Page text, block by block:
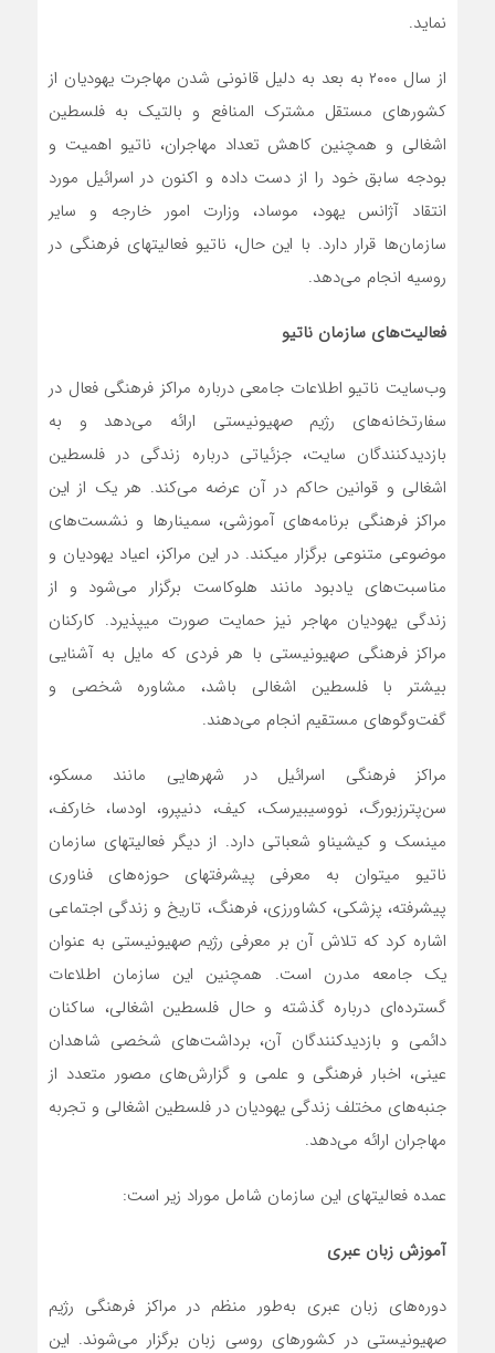
نماید.
از سال ۲۰۰۰ به بعد به دلیل قانونی شدن مهاجرت یهودیان از
کشورهای مستقل مشترک المنافع و بالتیک به فلسطین
اشغالی و همچنین کاهش تعداد مهاجران، ناتیو اهمیت و
بودجه سابق خود را از دست داده و اکنون در اسرائیل مورد
انتقاد آژانس یهود، موساد، وزارت امور خارجه و سایر
سازمان‌ها قرار دارد. با این حال، ناتیو فعالیت­های فرهنگی در
روسیه انجام می‌­دهد.
فعالیت­‌های سازمان ناتیو
وب‌سایت ناتیو اطلاعات جامعی درباره مراکز فرهنگی فعال در
سفارتخانه‌های رژیم صهیونیستی ارائه می‌دهد و به
بازدیدکنندگان سایت، جزئیاتی درباره زندگی در فلسطین
اشغالی و قوانین حاکم در آن عرضه می‌کند. هر یک از این
مراکز فرهنگی برنامه‌های آموزشی، سمینارها و نشست‌های
موضوعی متنوعی برگزار می­کند. در این مراکز، اعیاد یهودیان و
مناسبت‌های یادبود مانند هلوکاست برگزار می‌شود و از
زندگی یهودیان مهاجر نیز حمایت صورت می­پذیرد. کارکنان
مراکز فرهنگی صهیونیستی با هر فردی که مایل به آشنایی
بیشتر با فلسطین اشغالی باشد، مشاوره شخصی و
گفت‌وگوهای مستقیم انجام می‌دهند.
مراکز فرهنگی اسرائیل در شهرهایی مانند مسکو،
سن‌پترزبورگ، نووسیبیرسک، کیف، دنیپرو، اودسا، خارکف،
مینسک و کیشیناو شعباتی دارد. از دیگر فعالیت­های سازمان
ناتیو می­توان به معرفی پیشرفت­های حوزه‌های فناوری
پیشرفته، پزشکی، کشاورزی، فرهنگ، تاریخ و زندگی اجتماعی
اشاره کرد که تلاش آن بر معرفی رژیم صهیونیستی به عنوان
یک جامعه مدرن است. همچنین این سازمان اطلاعات
گسترده‌ای درباره گذشته و حال فلسطین اشغالی، ساکنان
دائمی و بازدیدکنندگان آن، برداشت‌های شخصی شاهدان
عینی، اخبار فرهنگی و علمی و گزارش‌های مصور متعدد از
جنبه‌های مختلف زندگی یهودیان در فلسطین اشغالی و تجربه
مهاجران ارائه می‌دهد.
عمده فعالیت­های این سازمان شامل موراد زیر است:
آموزش زبان عبری
دوره‌های زبان عبری به‌طور منظم در مراکز فرهنگی رژیم
صهیونیستی در کشورهای روسی زبان برگزار می‌شوند. این